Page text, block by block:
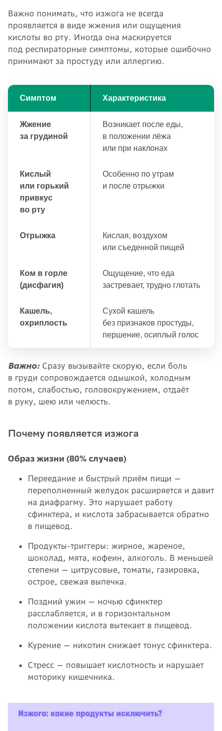
Важно понимать, что изжога не всегда
проявляется в виде жжения или ощущения
кислоты во рту. Иногда она маскируется
под респираторные симптомы, которые ошибочно
принимают за простуду или аллергию.
Симптом Характеристика
Жжение
за грудиной
Возникает после еды,
в положении лёжа
или при наклонах
Кислый
или горький
привкус
во рту
Особенно по утрам
и после отрыжки
Отрыжка
Кислая, воздухом
или съеденной пищей
Ком в горле
(дисфагия)
Ощущение, что еда
застревает, трудно глотать
Кашель,
охриплость
Сухой кашель
без признаков простуды,
першение, осиплый голос
Важно: Сразу вызывайте скорую, если боль
в груди сопровождается одышкой, холодным
потом, слабостью, головокружением, отдаёт
в руку, шею или челюсть.
Почему появляется изжога
Образ жизни (80% случаев)
Переедание и быстрый приём пищи —
переполненный желудок расширяется и давит
на диафрагму. Это нарушает работу
сфинктера, и кислота забрасывается обратно
в пищевод.
Продукты-триггеры: жирное, жареное,
шоколад, мята, кофеин, алкоголь. В меньшей
степени — цитрусовые, томаты, газировка,
острое, свежая выпечка.
Поздний ужин — ночью сфинктер
расслабляется, и в горизонтальном
положении кислота вытекает в пищевод.
Курение — никотин снижает тонус сфинктера.
Стресс — повышает кислотность и нарушает
моторику кишечника.